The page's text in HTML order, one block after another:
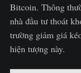
Bitcoin. Thông
nhà đầu tư thoát
trường giảm giá
hiện tượng này.